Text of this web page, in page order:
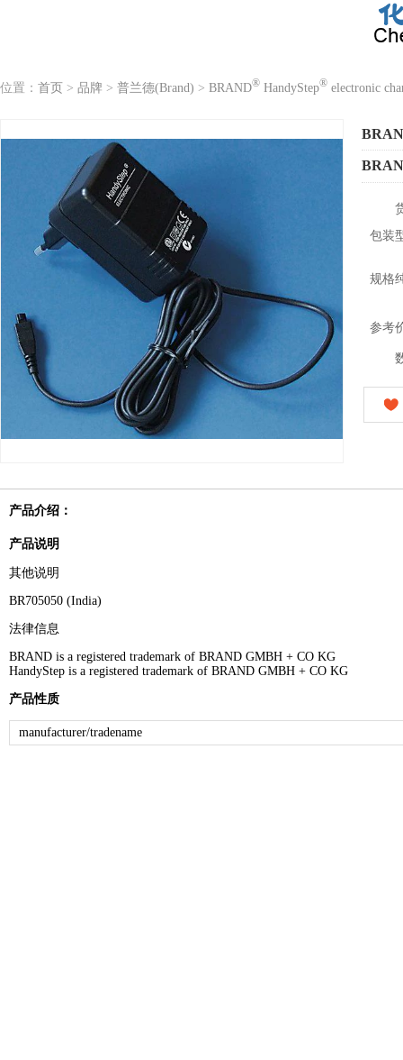
位置： 首页 > 品牌 > 普兰德(Brand) > BRAND® HandyStep® electronic
包装
规格
参考
产品介绍：
产品说明
其他说明
BR705050 (India)
法律信息
BRAND is a registered trademark of BRAND GMBH + CO KG
HandyStep is a registered trademark of BRAND GMBH + CO KG
产品性质
manufacturer/tradename